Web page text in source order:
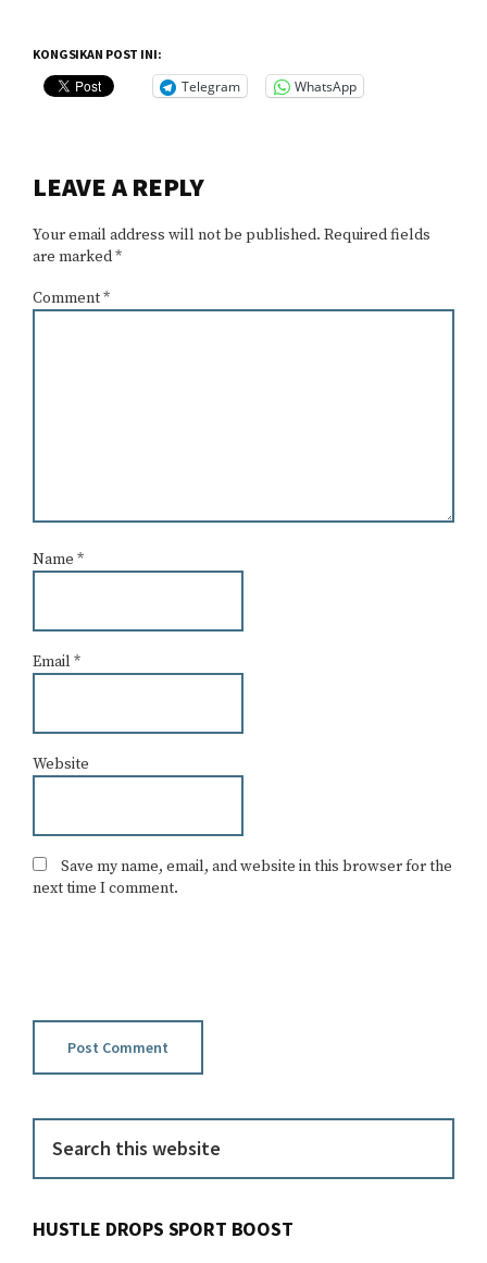
KONGSIKAN POST INI:
Telegram WhatsApp
Reader
Interactions
LEAVE A REPLY
Your email address will not be published. Required fields
are marked*
Comment*
Name *
Email *
Website
Save my name, email, and website in this browser for the
next time I comment.
Primary
Sidebar
this
website
HUSTLE DROPS SPORT BOOST